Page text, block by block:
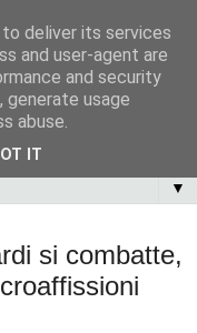
▼
si combatte,
deliver its services
and user-agent are
and security
usage
abuse.
IT